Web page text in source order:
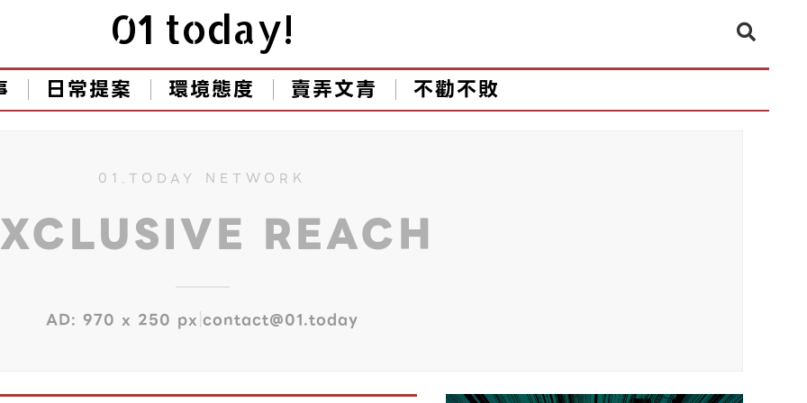
01 today!
日常提案 環境態度 賣弄文青 不勸不敗
01.TODAY NETWORK
REACH
AD: 970 x 250 px|contact@01.today